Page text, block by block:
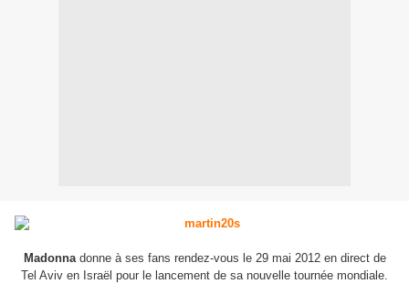
Madonnadonne à ses fans rendez-vous le 29 mai 2012 en direct de
Tel Aviv en Israël pour le lancement de sa nouvelle tournée mondiale.